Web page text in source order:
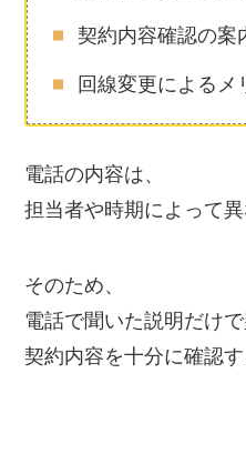
契約内容確認の案
回線変更によるメ
電話の内容は、
担当者や時期によって
そのため、
電話で聞いた説明だけ
契約内容を十分に確認す